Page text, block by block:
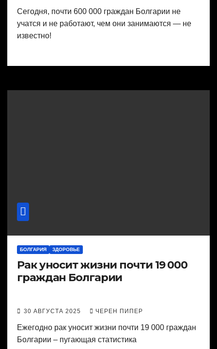
Сегодня, почти 600 000 граждан Болгарии не
учатся и не работают, чем они занимаются — не
известно!
БОЛГАРИЯ ЗДОРОВЬЕ
Рак уносит жизни почти 19 000
граждан Болгарии
30 АВГУСТА 2025 ЧЕРЕН ПИПЕР
Ежегодно рак уносит жизни почти 19 000 граждан
Болгарии – пугающая статистика